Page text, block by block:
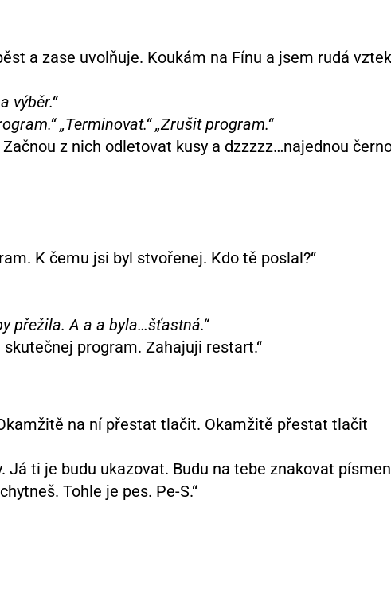
a zase uvolňuje. Koukám na Fínu a jsem rudá
výběr.“
„Terminovat.“ „Zrušit program.“
z nich odletovat kusy a dzzzzz…najednou
K čemu jsi byl stvořenej. Kdo tě poslal?“
přežila. A a a byla…šťastná.“
program. Zahajuji restart.“
na ní přestat tlačit. Okamžitě přestat tlačit
Já ti je budu ukazovat. Budu na tebe znakovat
Tohle je pes. Pe-S.“